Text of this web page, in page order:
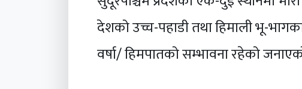
देशको उच्च-पहाडी तथा हिमाली भू-
वर्षा/ हिमपातको सम्भावना रहेको